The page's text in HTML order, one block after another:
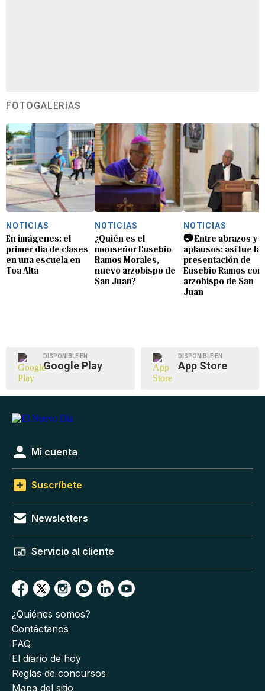
FOTOGALERÍAS
NOTICIAS
En imágenes: el
primer día de clases
en una escuela en
Toa Alta
NOTICIAS
¿Quién es el
monseñor Eusebio
Ramos Morales,
nuevo arzobispo de
San Juan?
NOTICIAS
📷 Entre abrazos y
aplausos: así fue la
presentación de
Eusebio Ramos
arzobispo de San
Juan
DISPONIBLE EN
Google Play
DISPONIBLE EN
App Store
Mi cuenta
Suscríbete
Newsletters
Servicio al cliente
¿Quiénes somos?
Contáctanos
FAQ
El diario de hoy
Reglas de concursos
Mapa del sitio